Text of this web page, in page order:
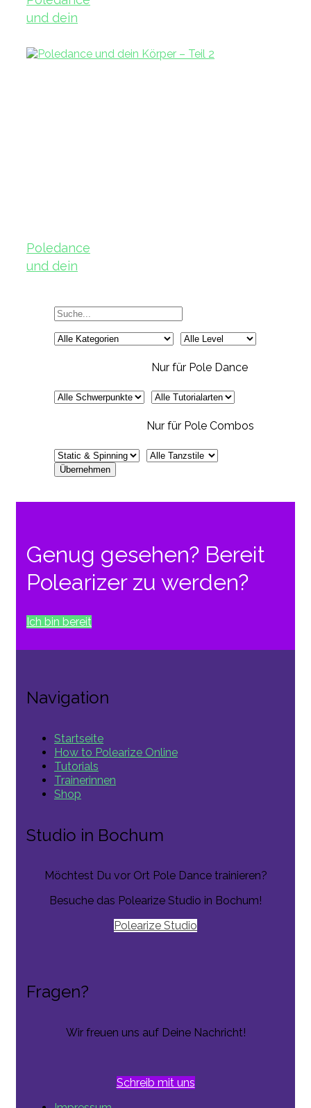
und dein
3
Poledance
und dein
Nur für Pole Dance
Nur für Pole Combos
Genug gesehen? Bereit
Polearizer zu werden?
Ich bin bereit
Navigation
Startseite
How to Polearize Online
Tutorials
Trainerinnen
Shop
Studio in Bochum
Möchtest Du vor Ort Pole Dance trainieren?
Besuche das Polearize Studio in Bochum!
Polearize Studio
Fragen?
Wir freuen uns auf Deine Nachricht!
Schreib mit uns